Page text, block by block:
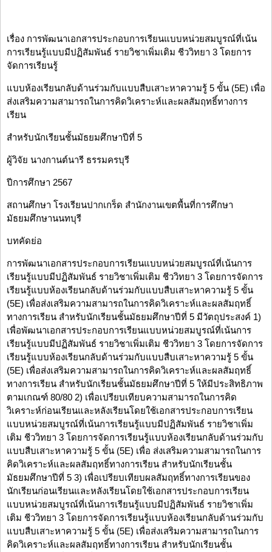
เรื่อง การพัฒนาเอกสารประกอบการเรียนแบบหน่วยสมบูรณ์ที่เน้น
การเรียนรู้แบบมีปฏิสัมพันธ์ รายวิชาเพิ่มเติม ชีววิทยา 3 โดยการ
จัดการเรียนรู้
แบบห้องเรียนกลับด้านร่วมกับแบบสืบเสาะหาความรู้ 5 ขั้น (5E) เพื่อ
ส่งเสริมความสามารถในการคิดวิเคราะห์และผลสัมฤทธิ์ทางการ
เรียน
สำหรับนักเรียนชั้นมัธยมศึกษาปีที่ 5
ผู้วิจัย นางกานต์นารี ธรรมครบุรี
ปีการศึกษา 2567
สถานศึกษา โรงเรียนปากเกร็ด สำนักงานเขตพื้นที่การศึกษา
มัธยมศึกษานนทบุรี
บทคัดย่อ
การพัฒนาเอกสารประกอบการเรียนแบบหน่วยสมบูรณ์ที่เน้นการ
เรียนรู้แบบมีปฏิสัมพันธ์ รายวิชาเพิ่มเติม ชีววิทยา 3 โดยการจัดการ
เรียนรู้แบบห้องเรียนกลับด้านร่วมกับแบบสืบเสาะหาความรู้ 5 ขั้น
(5E) เพื่อส่งเสริมความสามารถในการคิดวิเคราะห์และผลสัมฤทธิ์
ทางการเรียน สำหรับนักเรียนชั้นมัธยมศึกษาปีที่ 5 มีวัตถุประสงค์ 1)
เพื่อพัฒนาเอกสารประกอบการเรียนแบบหน่วยสมบูรณ์ที่เน้นการ
เรียนรู้แบบมีปฏิสัมพันธ์ รายวิชาเพิ่มเติม ชีววิทยา 3 โดยการจัดการ
เรียนรู้แบบห้องเรียนกลับด้านร่วมกับแบบสืบเสาะหาความรู้ 5 ขั้น
(5E) เพื่อส่งเสริมความสามารถในการคิดวิเคราะห์และผลสัมฤทธิ์
ทางการเรียน สำหรับนักเรียนชั้นมัธยมศึกษาปีที่ 5 ให้มีประสิทธิภาพ
ตามเกณฑ์ 80/80 2) เพื่อเปรียบเทียบความสามารถในการคิด
วิเคราะห์ก่อนเรียนและหลังเรียนโดยใช้เอกสารประกอบการเรียน
แบบหน่วยสมบูรณ์ที่เน้นการเรียนรู้แบบมีปฏิสัมพันธ์ รายวิชาเพิ่ม
เติม ชีววิทยา 3 โดยการจัดการเรียนรู้แบบห้องเรียนกลับด้านร่วมกับ
แบบสืบเสาะหาความรู้ 5 ขั้น (5E) เพื่อ ส่งเสริมความสามารถในการ
คิดวิเคราะห์และผลสัมฤทธิ์ทางการเรียน สำหรับนักเรียนชั้น
มัธยมศึกษาปีที่ 5 3) เพื่อเปรียบเทียบผลสัมฤทธิ์ทางการเรียนของ
นักเรียนก่อนเรียนและหลังเรียนโดยใช้เอกสารประกอบการเรียน
แบบหน่วยสมบูรณ์ที่เน้นการเรียนรู้แบบมีปฏิสัมพันธ์ รายวิชาเพิ่ม
เติม ชีววิทยา 3 โดยการจัดการเรียนรู้แบบห้องเรียนกลับด้านร่วมกับ
แบบสืบเสาะหาความรู้ 5 ขั้น (5E) เพื่อส่งเสริมความสามารถในการ
คิดวิเคราะห์และผลสัมฤทธิ์ทางการเรียน สำหรับนักเรียนชั้น